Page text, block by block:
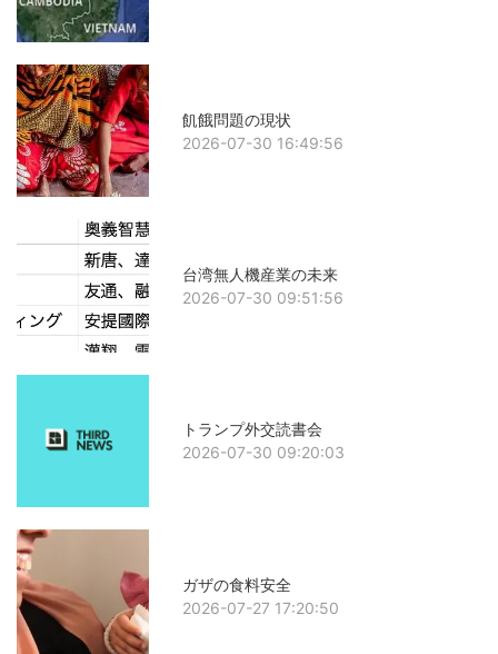
飢餓問題の現状
2026-07-30 16:49:56
台湾無人機産業の未来
2026-07-30 09:51:56
トランプ外交読書会
2026-07-30 09:20:03
ガザの食料安全
2026-07-27 17:20:50